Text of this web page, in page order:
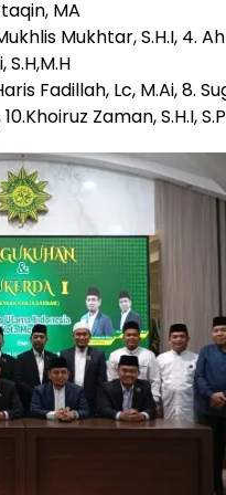
MA
Mukhtar, S.H.I, 4.
Fadillah, Lc, M.Ai, 8.
Zaman, S.H.I,